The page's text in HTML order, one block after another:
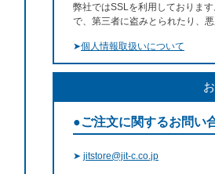
弊社ではSSLを利用しておりま
で、第三者に盗みとられたり、
➤個人情報取扱いについて
●ご注文に関するお問い
➤ jitstore@jit-c.co.jp